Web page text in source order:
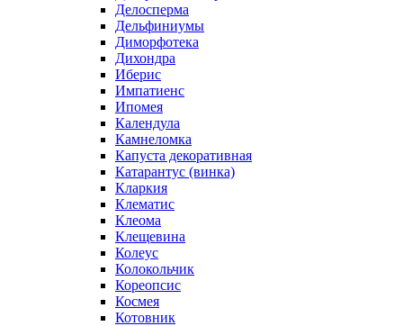
Делосперма
Дельфиниумы
Диморфотека
Дихондра
Иберис
Импатиенс
Ипомея
Календула
Камнеломка
Капуста декоративная
Катарантус (винка)
Кларкия
Клематис
Клеома
Клещевина
Колеус
Колокольчик
Кореопсис
Космея
Котовник